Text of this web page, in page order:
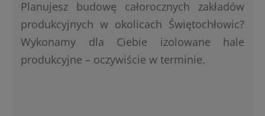
Planujesz budowę całorocznych zakładów
produkcyjnych w okolicach Świętochłowic?
Wykonamy dla Ciebie izolowane hale
produkcyjne – oczywiście w terminie.